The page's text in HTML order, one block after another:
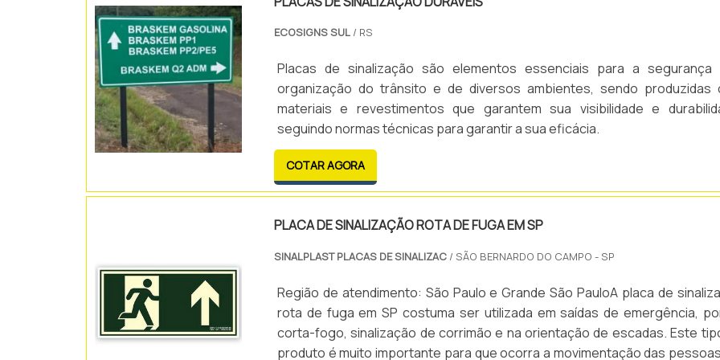
experiência na área de atuação, garante a melhor experiência para os
com qualidade..
adornada com detalhes que refletem a sua gratidão e reconhecimento.
para premiar funcionários dedicados, celebrar parcerias comerciais ou
escolha perfeita.Além disso, oferecemos opções de personalização
logotipos, mensagens e designs exclusivos para garantir que sua
homenagem seja verdadeiramente única e significativa. Conte
Tecnograph para expressar sua gratidão de maneira memorável e
ECOSIGNS SUL/ RS
Placas de sinalização são elementos essenciais para a
organização do trânsito e de diversos ambientes, sendo produzidas
materiais e revestimentos que garantem sua visibilidade e
seguindo normas técnicas para garantir a sua eficácia.
COTAR AGORA
PLACA DE SINALIZAÇÃO ROTA DE FUGA EM SP
SINALPLAST PLACAS DE SINALIZAC/ SÃO BERNARDO DO CAMPO - SP
Região de atendimento: São Paulo e Grande São PauloA placa de
rota de fuga em SP costuma ser utilizada em saídas de emergência,
corta-fogo, sinalização de corrimão e na orientação de escadas. Este
produto é muito importante para que ocorra a movimentação das